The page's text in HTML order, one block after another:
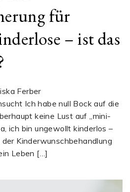
für
– ist das
Ferber
Ich habe null Bock auf die
keine Lust auf „mini-
ich bin ungewollt kinderlos –
Kinderwunschbehandlung
Leben […]